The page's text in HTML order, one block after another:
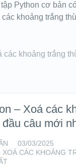
Python cơ bản
các khoảng trắng
các khoảng trắng
– Xoá các
câu mới
03/03/2025
CÁC KHOẢNG